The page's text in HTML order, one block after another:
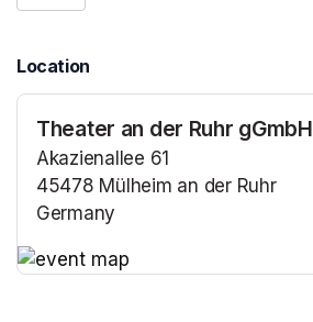
Location
Theater an der Ruhr gGmbH
Akazienallee 61
45478 Mülheim an der Ruhr
Germany